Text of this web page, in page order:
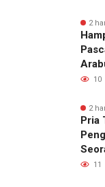
Jalur
2
10
2
Pria
11